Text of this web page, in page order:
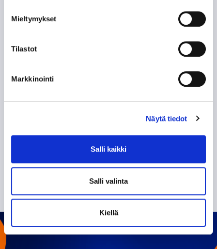
Mieltymykset
Tilastot
Markkinointi
Näytä tiedot
Salli kaikki
Salli valinta
Kiellä
henkilötietojeni käsittelyn